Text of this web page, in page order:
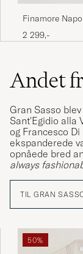
Finamore
Cotton/
Beige
2 299,-
Andet
Gran Sasso
Sant'Egidio alla
og Francesco
ekspanderede
opnåede bred
always
TIL GRAN
50%